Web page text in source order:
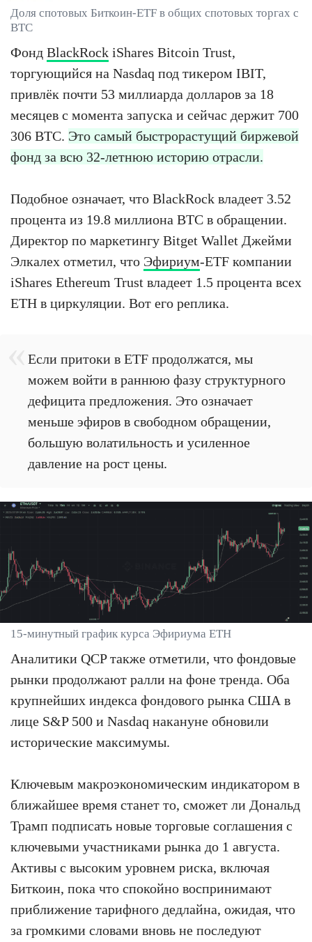
Доля спотовых Биткоин-ETF в общих спотовых торгах с
BTC
Фонд BlackRock iShares Bitcoin Trust,
торгующийся на Nasdaq под тикером IBIT,
привлёк почти 53 миллиарда долларов за 18
месяцев с момента запуска и сейчас держит 700
306 BTC. Это самый быстрорастущий биржевой
фонд за всю 32-летнюю историю отрасли.
Подобное означает, что BlackRock владеет 3.52
процента из 19.8 миллиона BTC в обращении.
Директор по маркетингу Bitget Wallet Джейми
Элкалех отметил, что Эфириум-ETF компании
iShares Ethereum Trust владеет 1.5 процента всех
ETH в циркуляции. Вот его реплика.
Если притоки в ETF продолжатся, мы
можем войти в раннюю фазу структурного
дефицита предложения. Это означает
меньше эфиров в свободном обращении,
большую волатильность и усиленное
давление на рост цены.
15-минутный график курса Эфириума ETH
Аналитики QCP также отметили, что фондовые
рынки продолжают ралли на фоне тренда. Оба
крупнейших индекса фондового рынка США в
лице S&P 500 и Nasdaq накануне обновили
исторические максимумы.
Ключевым макроэкономическим индикатором в
ближайшее время станет то, сможет ли Дональд
Трамп подписать новые торговые соглашения с
ключевыми участниками рынка до 1 августа.
Активы с высоким уровнем риска, включая
Биткоин, пока что спокойно воспринимают
приближение тарифного дедлайна, ожидая, что
за громкими словами вновь не последуют